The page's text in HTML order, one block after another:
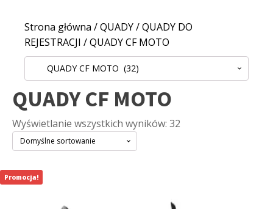
Strona główna /QUADY/QUADY DO
REJESTRACJI / QUADY CF MOTO
QUADY CF MOTO (32)
QUADY CF MOTO
Wyświetlanie wszystkich wyników: 32
Promocja!